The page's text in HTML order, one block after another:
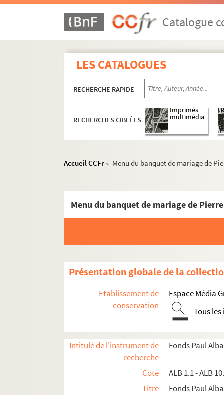
Catalogue
LES CATALOGUES
RECHERCHE RAPIDE
RECHERCHES CIBLÉES
Imprimés
multimédia
Accueil CCFr > Menu du banquet de mariage de
Présentation globale de la
Etablissement de
conservation
Espace Média
Tous
Intitulé de l'instrument de
recherche
Fonds Paul
Cote
ALB 1.1 - ALB
Titre
Fonds Paul